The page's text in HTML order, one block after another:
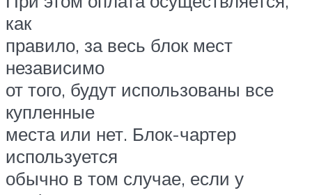
как
правило, за весь блок мест
независимо
от того, будут использованы все
купленные
места или нет. Блок-чартер
используется
обычно в том случае, если у